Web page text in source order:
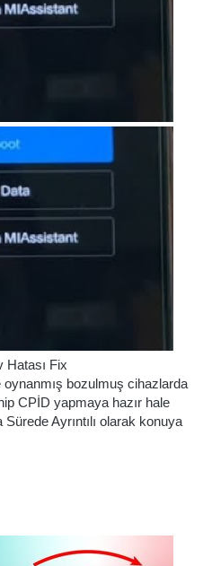
Hatası Fix
bozulmuş cihazlarda
CPİD yapmaya hazır hale
Ayrıntılı olarak konuya